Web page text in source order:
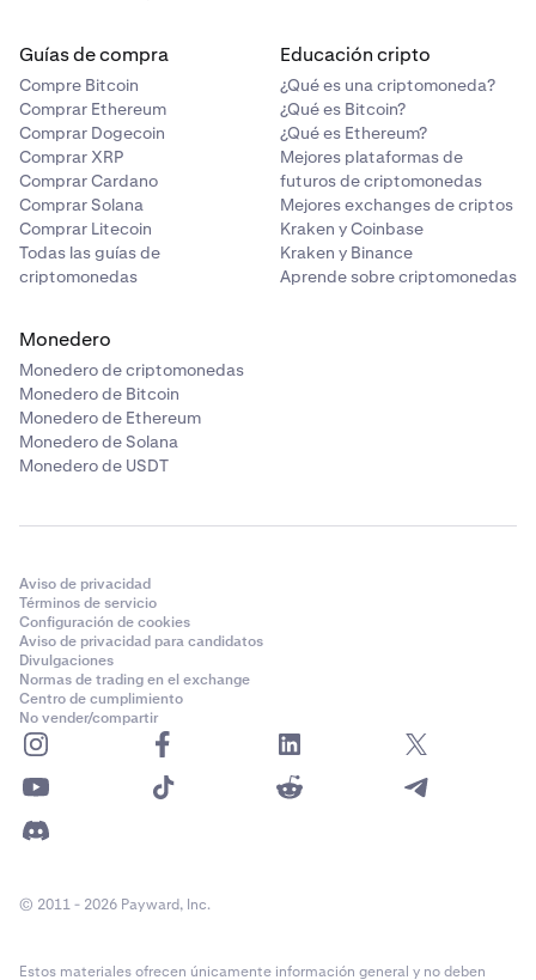
Guías de compra
Compre Bitcoin
Comprar Ethereum
Comprar Dogecoin
Comprar XRP
Comprar Cardano
Comprar Solana
Comprar Litecoin
Todas las guías de
criptomonedas
Educación cripto
¿Qué es una criptomoneda?
¿Qué es Bitcoin?
¿Qué es Ethereum?
Mejores plataformas de
futuros de criptomonedas
Mejores exchanges de criptos
Kraken y Coinbase
Kraken y Binance
Aprende sobre criptomonedas
Monedero
Monedero de criptomonedas
Monedero de Bitcoin
Monedero de Ethereum
Monedero de Solana
Monedero de USDT
Aviso de privacidad
Términos de servicio
Configuración de cookies
Aviso de privacidad para candidatos
Divulgaciones
Normas de trading en el exchange
Centro de cumplimiento
No vender/compartir
© 2011 - 2026 Payward, Inc.
Estos materiales ofrecen únicamente información general y no deben